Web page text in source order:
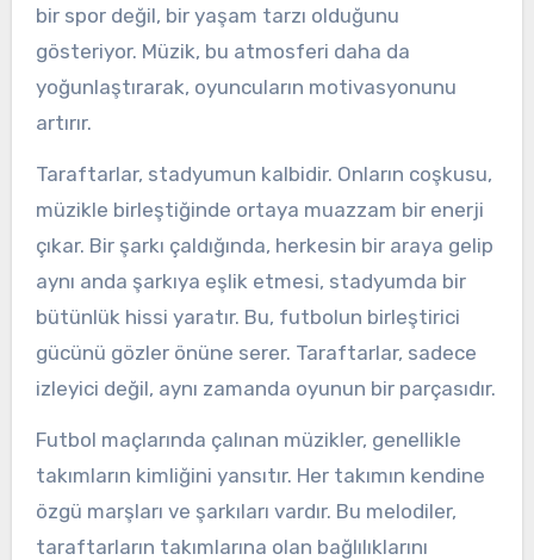
bir spor değil, bir yaşam tarzı olduğunu
gösteriyor. Müzik, bu atmosferi daha da
yoğunlaştırarak, oyuncuların motivasyonunu
artırır.
Taraftarlar, stadyumun kalbidir. Onların coşkusu,
müzikle birleştiğinde ortaya muazzam bir enerji
çıkar. Bir şarkı çaldığında, herkesin bir araya gelip
aynı anda şarkıya eşlik etmesi, stadyumda bir
bütünlük hissi yaratır. Bu, futbolun birleştirici
gücünü gözler önüne serer. Taraftarlar, sadece
izleyici değil, aynı zamanda oyunun bir parçasıdır.
Futbol maçlarında çalınan müzikler, genellikle
takımların kimliğini yansıtır. Her takımın kendine
özgü marşları ve şarkıları vardır. Bu melodiler,
taraftarların takımlarına olan bağlılıklarını